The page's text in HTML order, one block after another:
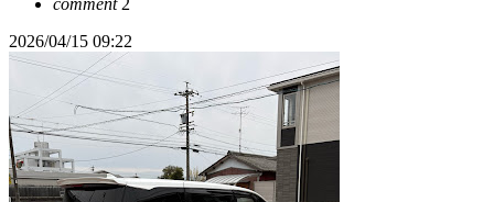
comment2
2026/04/15 09:22